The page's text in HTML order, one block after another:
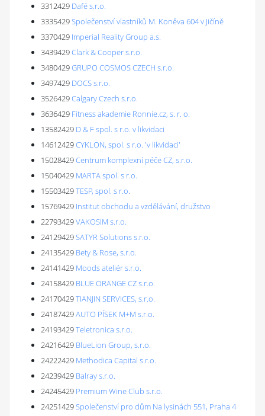
3312429 Dafé s.r.o.
3335429Společenství vlastníků M. Koněva 604 v Jičíně
3370429 Imperial Reality Group a.s.
3439429Clark & Cooper s.r.o.
3480429GRUPO COSMOS CZECH s.r.o.
3497429 DOCS s.r.o.
3526429Calgary Czech s.r.o.
3636429 Fitness akademie Ronnie.cz, s. r. o.
13582429 D & F spol. s r.o. v likvidaci
14612429CYKLON, spol. s r.o. 'v likvidaci'
15028429Centrum komplexní péče CZ, s.r.o.
15040429 MARTA spol. s r.o.
15503429TESP, spol. s r.o.
15769429 Institut obchodu a vzdělávání, družstvo
22793429VAKOSIM s.r.o.
24129429SATYR Solutions s.r.o.
24135429 Bety & Rose, s.r.o.
24141429 Moods ateliér s.r.o.
24158429 BLUE ORANGE CZ s.r.o.
24170429TIANJIN SERVICES, s.r.o.
24187429AUTO PÍSEK M+M s.r.o.
24193429Teletronica s.r.o.
24216429 BlueLion Group, s.r.o.
24222429 Methodica Capital s.r.o.
24239429 Balray s.r.o.
24245429 Premium Wine Club s.r.o.
24251429Společenství pro dům Na lysinách 551, Praha 4